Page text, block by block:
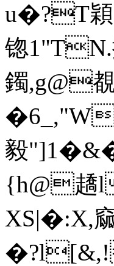
u�?T穎
锪1"TN.
鐲,g@
毅
{h@趫l
XS|�:X,